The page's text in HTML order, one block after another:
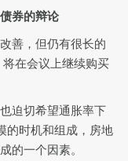
券的辩论
善，但仍有很长的
在会议上继续购买
迫切希望通胀率下
的时机和组成，房地
的一个因素。